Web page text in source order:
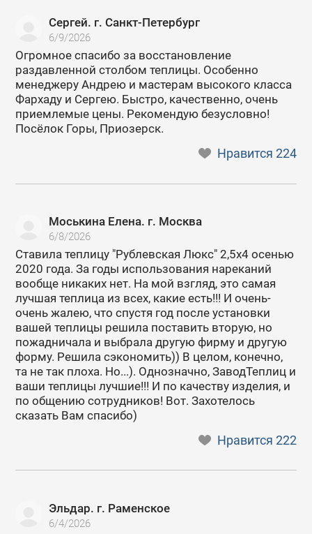
Сергей. г. Санкт-Петербург
6/9/2026
Огромное спасибо за восстановление
раздавленной столбом теплицы. Особенно
менеджеру Андрею и мастерам высокого класса
Фархаду и Сергею. Быстро, качественно, очень
приемлемые цены. Рекомендую безусловно!
Посёлок Горы, Приозерск.
Нравится224
Моськина Елена. г. Москва
6/8/2026
Ставила теплицу "Рублевская Люкс" 2,5х4 осенью
2020 года. За годы использования нареканий
вообще никаких нет. На мой взгляд, это самая
лучшая теплица из всех, какие есть!!! И очень-
очень жалею, что спустя год после установки
вашей теплицы решила поставить вторую, но
пожадничала и выбрала другую фирму и другую
форму. Решила сэкономить)) В целом, конечно,
та не так плоха. Но...). Однозначно, ЗаводТеплиц и
ваши теплицы лучшие!!! И по качеству изделия, и
по общению сотрудников! Вот. Захотелось
сказать Вам спасибо)
Нравится222
Эльдар. г. Раменское
6/4/2026